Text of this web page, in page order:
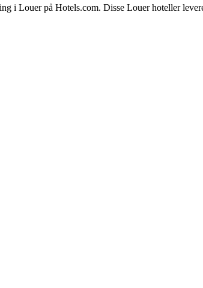
i Louer på Hotels.com. Disse Louer hoteller